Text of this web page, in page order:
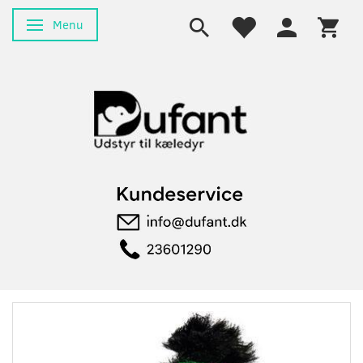
Skifte navigation
Menu